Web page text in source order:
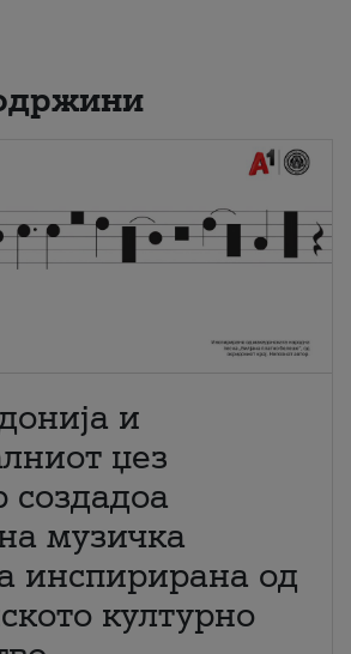
и
џез
создадоа
музичка
инспирирана од
културно